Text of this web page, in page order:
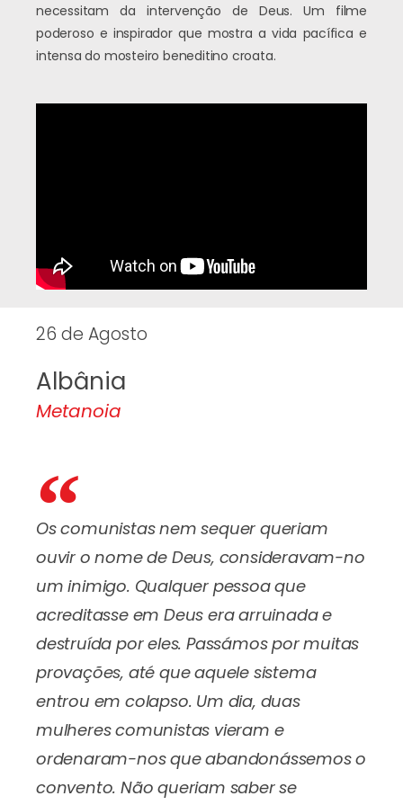
necessitam da intervenção de Deus. Um filme
poderoso e inspirador que mostra a vida pacífica e
intensa do mosteiro beneditino croata.
26 de Agosto
Albânia
Metanoia
Os comunistas nem sequer queriam
ouvir o nome de Deus, consideravam-no
um inimigo. Qualquer pessoa que
acreditasse em Deus era arruinada e
destruída por eles. Passámos por muitas
provações, até que aquele sistema
entrou em colapso. Um dia, duas
mulheres comunistas vieram e
ordenaram-nos que abandonássemos o
convento. Não queriam saber se